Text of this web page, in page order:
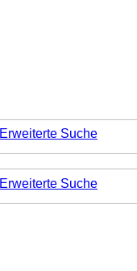
Erweiterte Suche
Erweiterte Suche